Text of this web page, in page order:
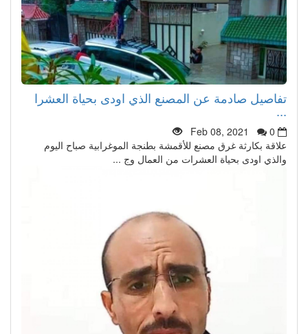
تفاصيل صادمة عن المصنع الذي اودى بحياة العشرا
...
Feb 08, 2021
0
علاقة بكارثة غرق مصنع للأقمشة بطنجة الموغرابية صباح اليوم
والذي اودى بحياة العشرات من العمال وج ...